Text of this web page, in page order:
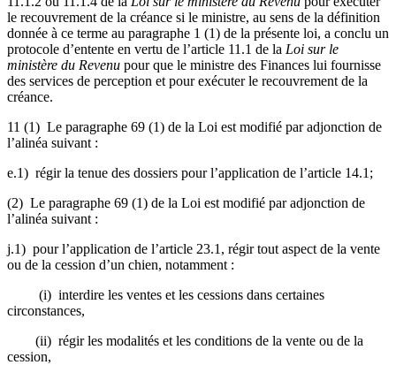
le recouvrement de la créance si le ministre, au sens de la définition
donnée à ce terme au paragraphe 1 (1) de la présente loi, a conclu un
protocole d’entente en vertu de l’article 11.1 de la Loi sur le
ministère du Revenu pour que le ministre des Finances lui fournisse
des services de perception et pour exécuter le recouvrement de la
créance.
11 (1) Le paragraphe 69 (1) de la Loi est modifié par adjonction de
l’alinéa suivant :
e.1) régir la tenue des dossiers pour l’application de l’article 14.1;
(2) Le paragraphe 69 (1) de la Loi est modifié par adjonction de
l’alinéa suivant :
j.1) pour l’application de l’article 23.1, régir tout aspect de la vente
ou de la cession d’un chien, notamment :
(i) interdire les ventes et les cessions dans certaines
circonstances,
(ii) régir les modalités et les conditions de la vente ou de la
cession,